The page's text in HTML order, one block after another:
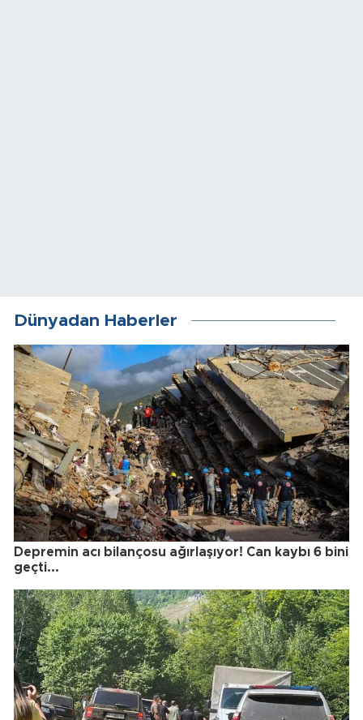
Dünyadan Haberler
Depremin acı bilançosu ağırlaşıyor! Can kaybı 6 bini
geçti...